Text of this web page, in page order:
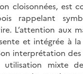
cloisonnées, est
rappelant
L’attention aux
et intégrée à
interprétation des
utilisation mixte